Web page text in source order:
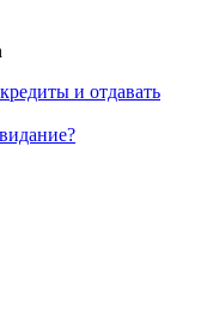
и отдавать